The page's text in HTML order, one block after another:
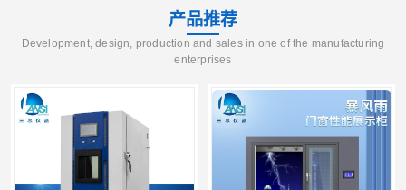
产品推荐
Development, design, production and sales in one of the manufacturing
enterprises